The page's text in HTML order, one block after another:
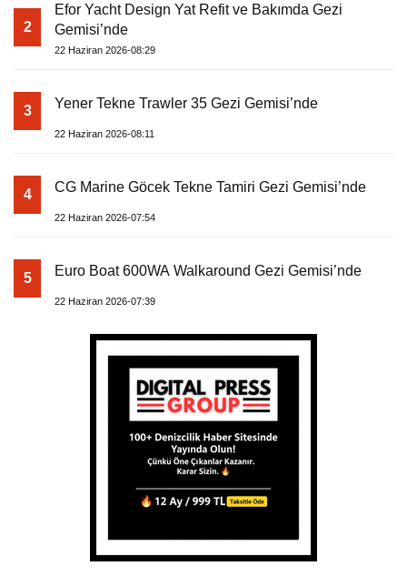
2
Efor Yacht Design Yat Refit ve Bakımda Gezi
Gemisi’nde
22 Haziran 2026-08:29
3 Yener Tekne Trawler 35 Gezi Gemisi’nde
22 Haziran 2026-08:11
4 CG Marine Göcek Tekne Tamiri Gezi Gemisi’nde
22 Haziran 2026-07:54
5 Euro Boat 600WA Walkaround Gezi Gemisi’nde
22 Haziran 2026-07:39